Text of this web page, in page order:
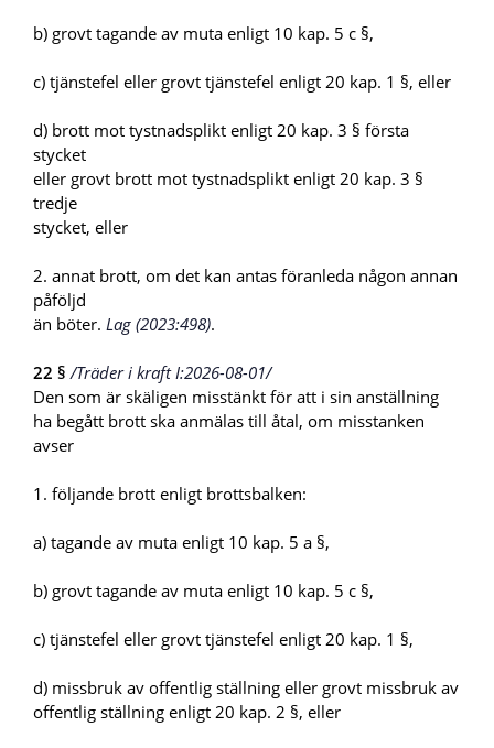
b) grovt tagande av muta enligt 10 kap. 5 c §,
c) tjänstefel eller grovt tjänstefel enligt 20 kap. 1 §, eller
d) brott mot tystnadsplikt enligt 20 kap. 3 § första
stycket
eller grovt brott mot tystnadsplikt enligt 20 kap. 3 §
tredje
stycket, eller
2. annat brott, om det kan antas föranleda någon annan
påföljd
än böter. Lag (2023:498).
22 §/Träder i kraft I:2026-08-01/
Den som är skäligen misstänkt för att i sin anställning
ha begått brott ska anmälas till åtal, om misstanken
avser
1. följande brott enligt brottsbalken:
a) tagande av muta enligt 10 kap. 5 a §,
b) grovt tagande av muta enligt 10 kap. 5 c §,
c) tjänstefel eller grovt tjänstefel enligt 20 kap. 1 §,
d) missbruk av offentlig ställning eller grovt missbruk av
offentlig ställning enligt 20 kap. 2 §, eller